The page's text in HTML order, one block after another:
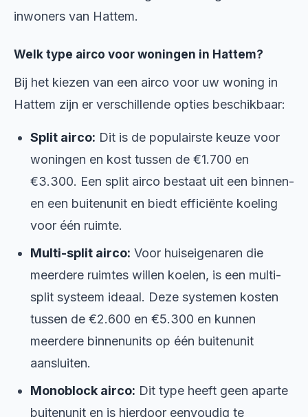
inwoners van Hattem.
Welk type airco voor woningen in Hattem?
Bij het kiezen van een airco voor uw woning in
Hattem zijn er verschillende opties beschikbaar:
Split airco: Dit is de populairste keuze voor
woningen en kost tussen de €1.700 en
€3.300. Een split airco bestaat uit een binnen-
en een buitenunit en biedt efficiënte koeling
voor één ruimte.
Multi-split airco: Voor huiseigenaren die
meerdere ruimtes willen koelen, is een multi-
split systeem ideaal. Deze systemen kosten
tussen de €2.600 en €5.300 en kunnen
meerdere binnenunits op één buitenunit
aansluiten.
Monoblock airco: Dit type heeft geen aparte
buitenunit en is hierdoor eenvoudig te